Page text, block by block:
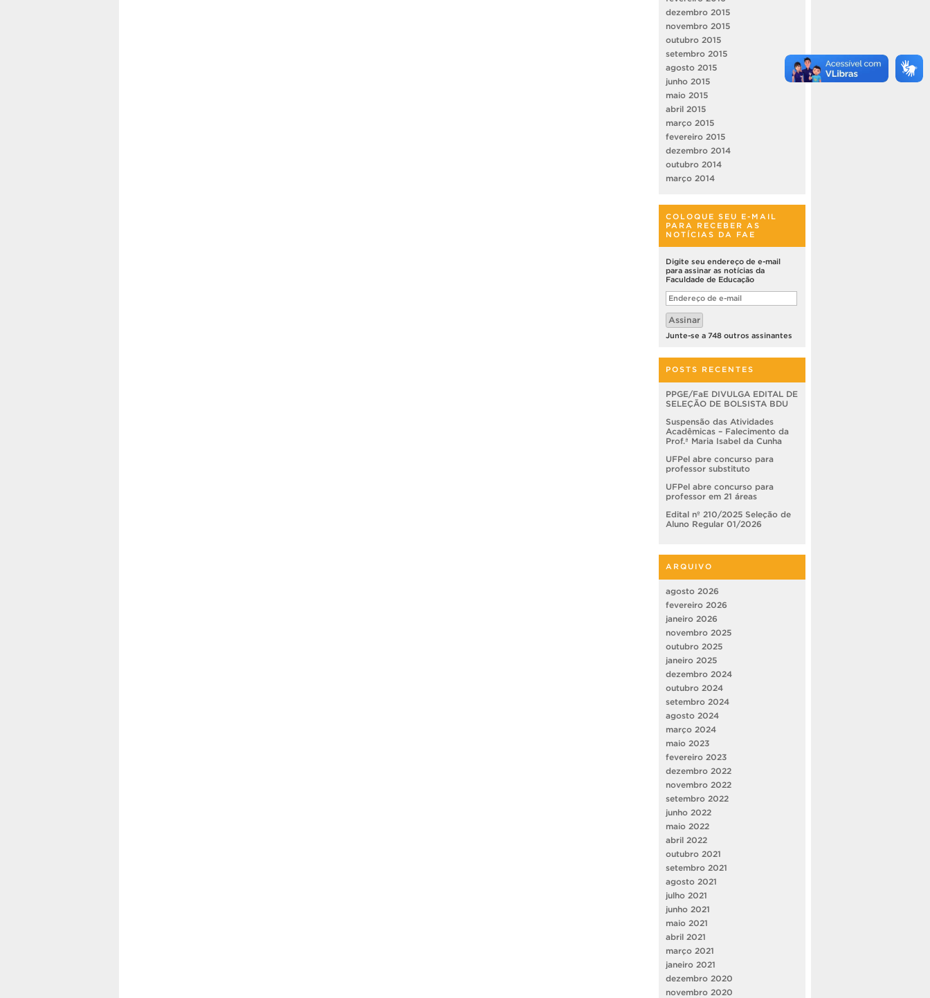
dezembro 2015
novembro 2015
outubro 2015
setembro 2015
agosto 2015
junho 2015
maio 2015
abril 2015
março 2015
fevereiro 2015
dezembro 2014
outubro 2014
março 2014
COLOQUE SEU E-MAIL
PARA RECEBER AS
NOTÍCIAS DA FAE
Digite seu endereço de e-mail
para assinar as notícias da
Faculdade de Educação
Endereço
de
e-
mail
Assinar
Junte-se a 748 outros assinantes
POSTS RECENTES
PPGE/FaE DIVULGA EDITAL DE
SELEÇÃO DE BOLSISTA BDU
Suspensão das Atividades
Acadêmicas – Falecimento da
Prof.ª Maria Isabel da Cunha
UFPel abre concurso para
professor substituto
UFPel abre concurso para
professor em 21 áreas
Edital nº 210/2025 Seleção de
Aluno Regular 01/2026
ARQUIVO
agosto 2026
fevereiro 2026
janeiro 2026
novembro 2025
outubro 2025
janeiro 2025
dezembro 2024
outubro 2024
setembro 2024
agosto 2024
março 2024
maio 2023
fevereiro 2023
dezembro 2022
novembro 2022
setembro 2022
junho 2022
maio 2022
abril 2022
outubro 2021
setembro 2021
agosto 2021
julho 2021
junho 2021
maio 2021
abril 2021
março 2021
janeiro 2021
dezembro 2020
novembro 2020